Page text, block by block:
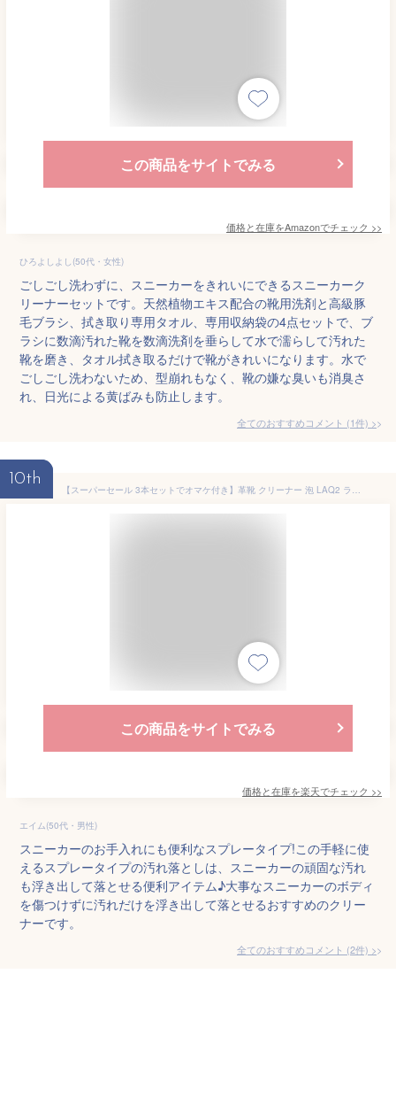
この商品をサイトでみる
価格と在庫をAmazonでチェック >>
ひろよしよし(50代・女性)
ごしごし洗わずに、スニーカーをきれいにできるスニーカーク
リーナーセットです。天然植物エキス配合の靴用洗剤と高級豚
毛ブラシ、拭き取り専用タオル、専用収納袋の4点セットで、ブ
ラシに数滴汚れた靴を数滴洗剤を垂らして水で濡らして汚れた
靴を磨き、タオル拭き取るだけで靴がきれいになります。水で
ごしごし洗わないため、型崩れもなく、靴の嫌な臭いも消臭さ
れ、日光による黄ばみも防止します。
全てのおすすめコメント (1件) >
10th
【スーパーセール 3本セットでオマケ付き】革靴 クリーナー 泡 LAQ2 ラクツ オールイン シューケア スプレー ローファー パンプス ブリン 汚れ落とし ツヤ出し クレンジングスプレー クリーナー 洗剤 洗う 合皮 白い 黒い 靴磨き 簡単 スニーカー スパイク
この商品をサイトでみる
価格と在庫を楽天でチェック >>
エイム(50代・男性)
スニーカーのお手入れにも便利なスプレータイプ!この手軽に使
えるスプレータイプの汚れ落としは、スニーカーの頑固な汚れ
も浮き出して落とせる便利アイテム♪大事なスニーカーのボディ
を傷つけずに汚れだけを浮き出して落とせるおすすめのクリー
ナーです。
全てのおすすめコメント (2件) >